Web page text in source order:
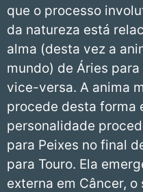
que o processo
da natureza está
alma (desta vez a
mundo) de Áries
vice-versa. A anima
procede desta forma
personalidade
para Peixes no final
para Touro. Ela
externa em Câncer,